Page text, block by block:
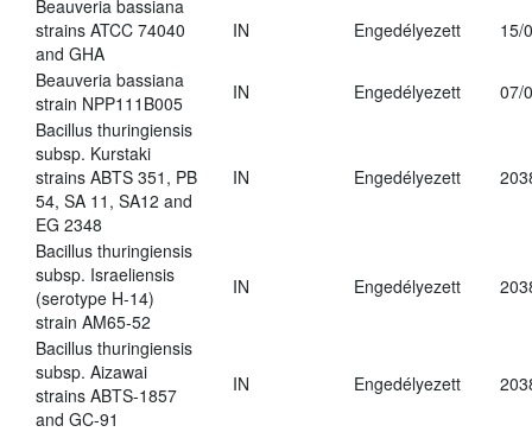
Beauveria bassiana
strains ATCC 74040
and GHA
IN Engedélyezett 15/
Beauveria bassiana
strain NPP111B005
IN Engedélyezett
07/
Bacillus thuringiensis
subsp. Kurstaki
strains ABTS 351, PB
54, SA 11, SA12 and
EG 2348
IN Engedélyezett
Bacillus thuringiensis
subsp. Israeliensis
(serotype H-14)
strain AM65-52
IN Engedélyezett
Bacillus thuringiensis
subsp. Aizawai
strains ABTS-1857
and GC-91
IN Engedélyezett